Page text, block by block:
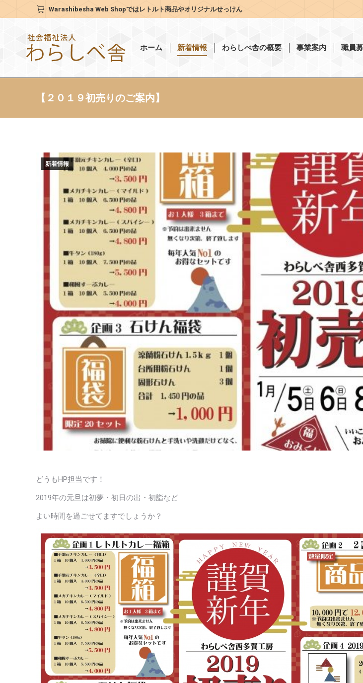
Warashibesha Web Shopではレトルト商品やオリジナルせっけん
ホーム 新着情報 わらしべ舎の概要 事業案内 職員
【２０１９初売りのご案内】
新着情報
どうもHP担当です！
2019年の元旦は初夢・初日の出・初詣など
よい時間を過ごせてますでしょうか？